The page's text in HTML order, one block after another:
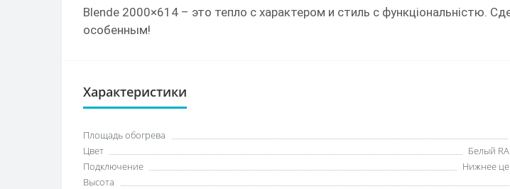
Blende 2000×614 – это тепло с характером и стиль с функціональністю.
особенным!
Характеристики
Площадь обогрева
Цвет
Белый
Подключение
Нижнее
Высота